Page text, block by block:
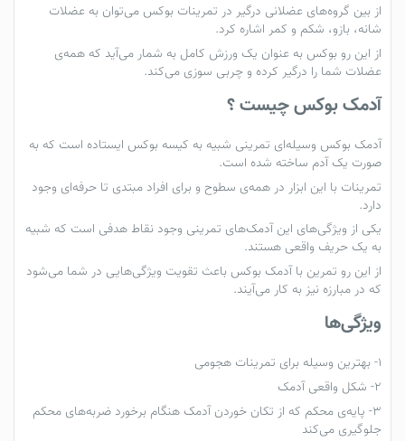
از بین گروه‌های عضلانی درگیر در تمرینات بوکس می‌توان به عضلات
شانه، بازو، شکم و کمر اشاره کرد.
از این رو بوکس به عنوان یک ورزش کامل به شمار می‌آید که همه‌ی
عضلات شما را درگیر کرده و چربی سوزی می‌کند.
آدمک بوکس چیست ؟
آدمک بوکس وسیله‌ای تمرینی شبیه به کیسه بوکس ایستاده است که به
صورت یک آدم ساخته شده است.
تمرینات با این ابزار در همه‌ی سطوح و برای افراد مبتدی تا حرفه‌ای وجود
دارد.
یکی از ویژگی‌های این آدمک‌های تمرینی وجود نقاط هدفی است که شبیه
به یک حریف واقعی هستند.
از این رو تمرین با آدمک بوکس باعث تقویت ویژگی‌هایی در شما می‌شود
که در مبارزه نیز به کار می‌آیند.
ویژگی‌ها
1- بهترین وسیله برای تمرینات هجومی
2- شکل واقعی آدمک
3- پایه‌ی محکم که از تکان خوردن آدمک هنگام برخورد ضربه‌های محکم
جلوگیری می‌کند